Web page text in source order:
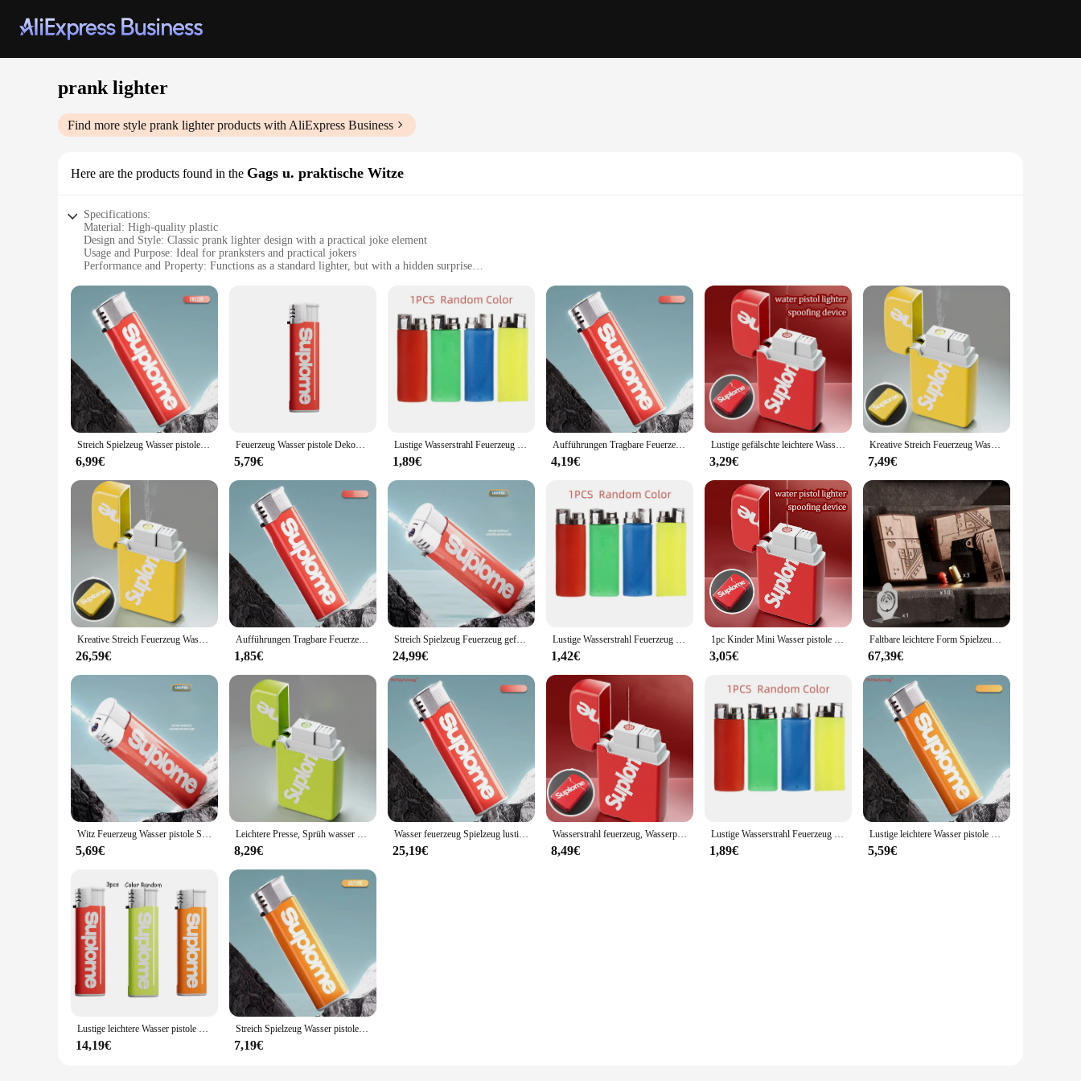
prank lighter
Find more style prank lighterproducts with AliExpress Business
Here are the products found in the Gags u. praktische Witze
Specifications:
Material: High-quality plastic
Design and Style: Classic prank lighter design with a practical joke element
Usage and Purpose: Ideal for pranksters and practical jokers
Performance and Property: Functions as a standard lighter, but with a hidden surprise
Applicable People: Suitable for individuals looking to add humor to their pranks
Features:
**Unleash the Fun with Every Light**
The prank lighter is a unique and hilarious addition to any prankster's arsenal. Designed to resemble a standard lighter, it is the perfect tool for those looking to add a twist of humor to their pranks.
When lit, the prank lighter functions just like a regular lighter, but the real fun begins when the flame is extinguished. The lighter then reveals a hidden message or joke, ensuring that the prankster's
target is left in stitches.
**Versatile and Practical for All Occasions**
Whether you're planning a prank for a friend's birthday, a practical joke at a party, or simply looking to add a touch of humor to your daily routine, the prank lighter is the ultimate tool. Its compact
size and lightweight design make it easy to carry around, ensuring that you're always prepared for a surprise. The prank lighter is not just a gag; it's a practical joke that can be used in a variety of
scenarios, from office pranks to family gatherings.
**Sets for Sale and Wholesale Options**
For those looking to stock up on prank lighters, we offer sets for sale at competitive prices. As a wholesale vendor, we understand the importance of providing quality products at affordable rates,
making the prank lighter an excellent choice for resellers and businesses. The prank lighter is a versatile product that appeals to a wide audience, ensuring that you can maximize your profits while
providing a fun and memorable prank experience.
Streich Spielzeug Wasser pistole Feuerzeug geformt Wasser Spritzpistole Dekompression Spielzeug praktische Witz Feuerzeug Wasser pistole für Kinder Erwachsene
6,99€
Feuerzeug Wasser pistole Dekompression streich, verspielte kleine Wasser pistole, Kinderspiel zeug Wassers prüh pistole, lustige Form, wasser abweisend
5,79€
Lustige Wasserstrahl Feuerzeug Streich Spielzeug Wasser spritzen Feuerzeug gefälschte Feuerzeug knifflige Witz Spielzeug April Narren Tag Streich Requisiten für Kinder
1,89€
Aufführungen Tragbare Feuerzeuge Wasseraufbereitung Streichfeuerzeug Spoofing Spielzeug Realistisches lustiges Feuerzeug Wasser Kinderspielzeug
4,19€
Lustige gefälschte leichtere Wasserspielzeug-Hochdruck-Sommerparty-Trick Requisite für Erwachsene und Kinder Unterhaltung Spaß Lachen
3,29€
Kreative Streich Feuerzeug Wasser pistole Spielzeug, drücken, um Wasser zu sprühen, Party Parodie Streich Requisiten, interaktive Wasser pistole, in vier Farben erhältlich
7,49€
Kreative Streich Feuerzeug Wasser pistole Spielzeug, drücken, um Wasser zu sprühen, Party Parodie Streich Requisiten, Wasser interaktive Wasser pistole
26,59€
Aufführungen Tragbare Feuerzeuge Wasseraufbereitung Streichfeuerzeug Spoofing Spielzeug Realistisches lustiges Feuerzeug Wasser Kinderspielzeug
1,85€
Streich Spielzeug Feuerzeug geformte Wasser pistole Dekompression Spielzeug Spritzpistole praktische Witz Feuerzeug Wasser pistole Riss Witz für Freund Erwachsene
24,99€
Lustige Wasserstrahl Feuerzeug Streich Spielzeug Wasser spritzen Feuerzeug gefälschte Feuerzeug knifflige Witz Spielzeug April Narren Tag Streich Requisiten für Kinder
1,42€
1pc Kinder Mini Wasser pistole Spielzeug Feuerzeug Wasser pistole drücken, um Wasser party zu sprühen begünstigt Trick oder behandeln Streich Gadgets lustige Spielzeuge
3,05€
Faltbare leichtere Form Spielzeug pistole manuelle weiche Kugeln Metall werfer lustige Stress abbau Spielzeug im Freien cs Spiel Geschenk coole Sachen
67,39€
Witz Feuerzeug Wasser pistole Streich Spielzeug Feuerzeug geformte Wasser pistole Dekompression Spielzeug Spritzpistole praktische Riss Witz für Freund Erwachsene
5,69€
Leichtere Presse, Sprüh wasser zum Stress abbau, Streich Spaß Spielzeug, Wasserspiel, neue und eigenartige, lustige Wasser pistole
8,29€
Wasser feuerzeug Spielzeug lustige gefälschte Feuerzeuge Modell Party knifflige Requisiten neue Erwachsene Streich Spielzeug Unterhaltung Kinder Geschenke ac212
25,19€
Wasserstrahl feuerzeug, Wasserpistolen-Spielzeug, Parodie, Eltern-Kind-Interaktion, seltsame Requisiten, Streich
8,49€
Lustige Wasserstrahl Feuerzeug Streich Spielzeug Wasser spritzen Feuerzeug gefälschte Feuerzeug knifflige Witz Spielzeug April Narren Tag Streich Requisiten für Kinder
1,89€
Lustige leichtere Wasser pistole Gadgets Trick or Treat Streich Kinder Spielzeug Stress Release Spielzeug für Party begünstigt Kinder Geburtstag Weihnachts geschenke
5,59€
Lustige leichtere Wasser pistole Gadgets Trick or Treat Streich Kinder Spielzeug Stress Release Spielzeug für Party begünstigt Geschenke Sommer Wasser pistole Spielzeug
14,19€
Streich Spielzeug Wasser pistole Dekompression Spielzeug Feuerzeug geformte Wasser Spritzpistole praktische Witz Feuerzeug Wasser pistole für Kinder Erwachsene
7,19€